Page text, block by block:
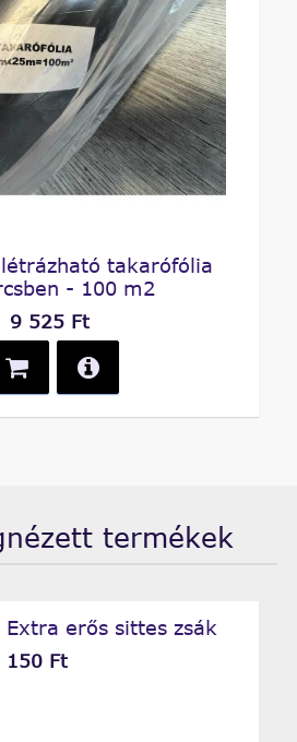
takarófólia
- 100 m2
9 525 Ft
termékek
Extra erős sittes zsák
150 Ft